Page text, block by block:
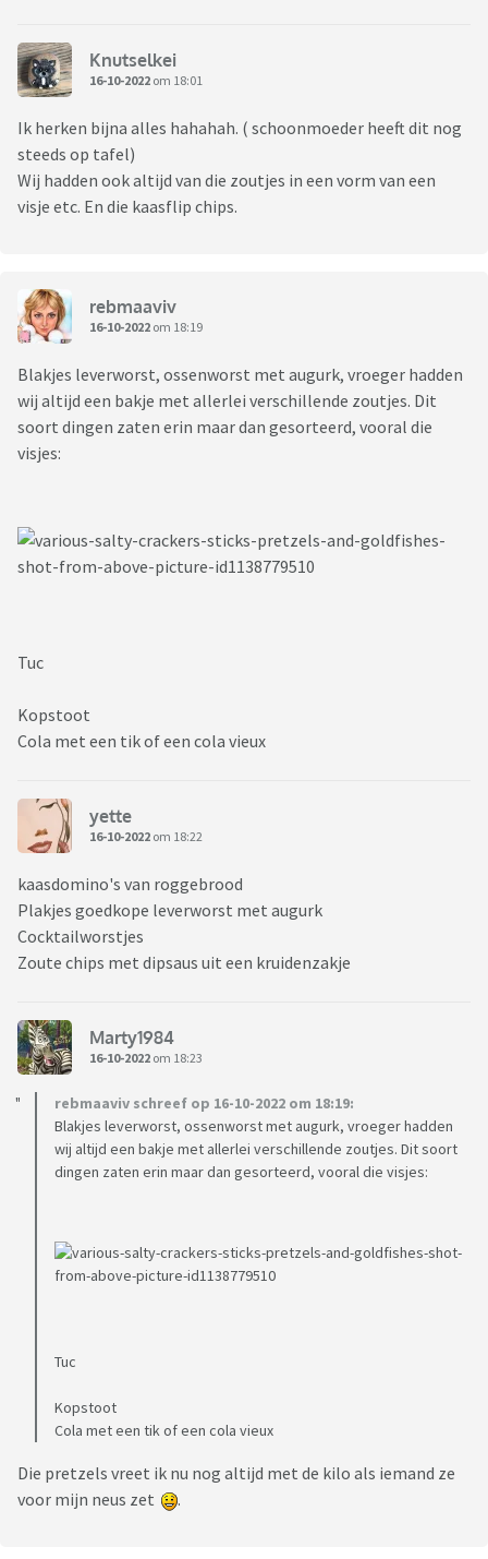
Knutselkei
16-10-2022 om 18:01
Ik herken bijna alles hahahah. ( schoonmoeder heeft dit nog
steeds op tafel)
Wij hadden ook altijd van die zoutjes in een vorm van een
visje etc. En die kaasflip chips.
rebmaaviv
16-10-2022 om 18:19
Blakjes leverworst, ossenworst met augurk, vroeger hadden
wij altijd een bakje met allerlei verschillende zoutjes. Dit
soort dingen zaten erin maar dan gesorteerd, vooral die
visjes:
Tuc
Kopstoot
Cola met een tik of een cola vieux
yette
16-10-2022 om 18:22
kaasdomino's van roggebrood
Plakjes goedkope leverworst met augurk
Cocktailworstjes
Zoute chips met dipsaus uit een kruidenzakje
Marty1984
16-10-2022 om 18:23
rebmaaviv schreef op 16-10-2022 om 18:19:
Blakjes leverworst, ossenworst met augurk, vroeger hadden
wij altijd een bakje met allerlei verschillende zoutjes. Dit soort
dingen zaten erin maar dan gesorteerd, vooral die visjes:
Tuc
Kopstoot
Cola met een tik of een cola vieux
Die pretzels vreet ik nu nog altijd met de kilo als iemand ze
voor mijn neus zet
.